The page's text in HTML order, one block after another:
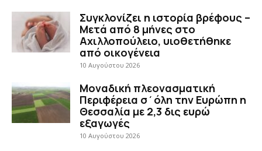
Συγκλονίζει η ιστορία βρέφους –
Μετά από 8 μήνες στο
Αχιλλοπούλειο, υιοθετήθηκε
από οικογένεια
10 Αυγούστου 2026
Μοναδική πλεονασματική
Περιφέρεια σ΄όλη την Ευρώπη η
Θεσσαλία με 2,3 δις ευρώ
εξαγωγές
10 Αυγούστου 2026